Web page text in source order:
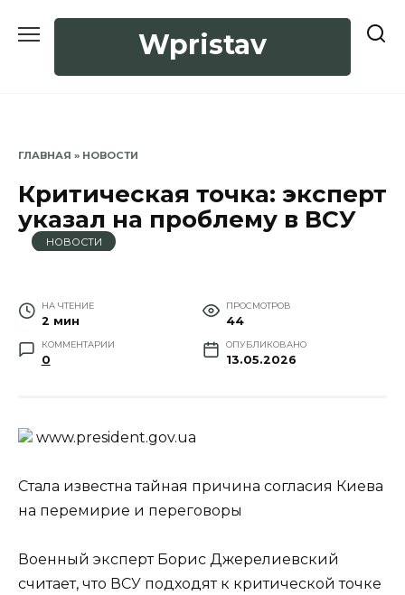
Wpristav
ГЛАВНАЯ » НОВОСТИ
Критическая точка: эксперт
указал на проблему в ВСУ
НОВОСТИ
НА ЧТЕНИЕ
2 мин
ПРОСМОТРОВ
44
КОММЕНТАРИИ
0
ОПУБЛИКОВАНО
13.05.2026
www.prеsidеnt.gоv.uа
Стала известна тайная причина согласия Киева
на перемирие и переговоры
Военный эксперт Борис Джерелиевский
считает, что ВСУ подходят к критической точке